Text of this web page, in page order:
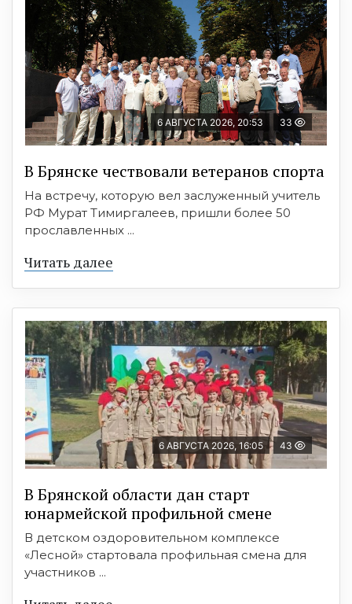
6 АВГУСТА 2026, 20:53 33
В Брянске чествовали ветеранов спорта
На встречу, которую вел заслуженный учитель
РФ Мурат Тимиргалеев, пришли более 50
прославленных ...
Читать далее
6 АВГУСТА 2026, 16:05 43
В Брянской области дан старт
юнармейской профильной смене
В детском оздоровительном комплексе
«Лесной» стартовала профильная смена для
участников ...